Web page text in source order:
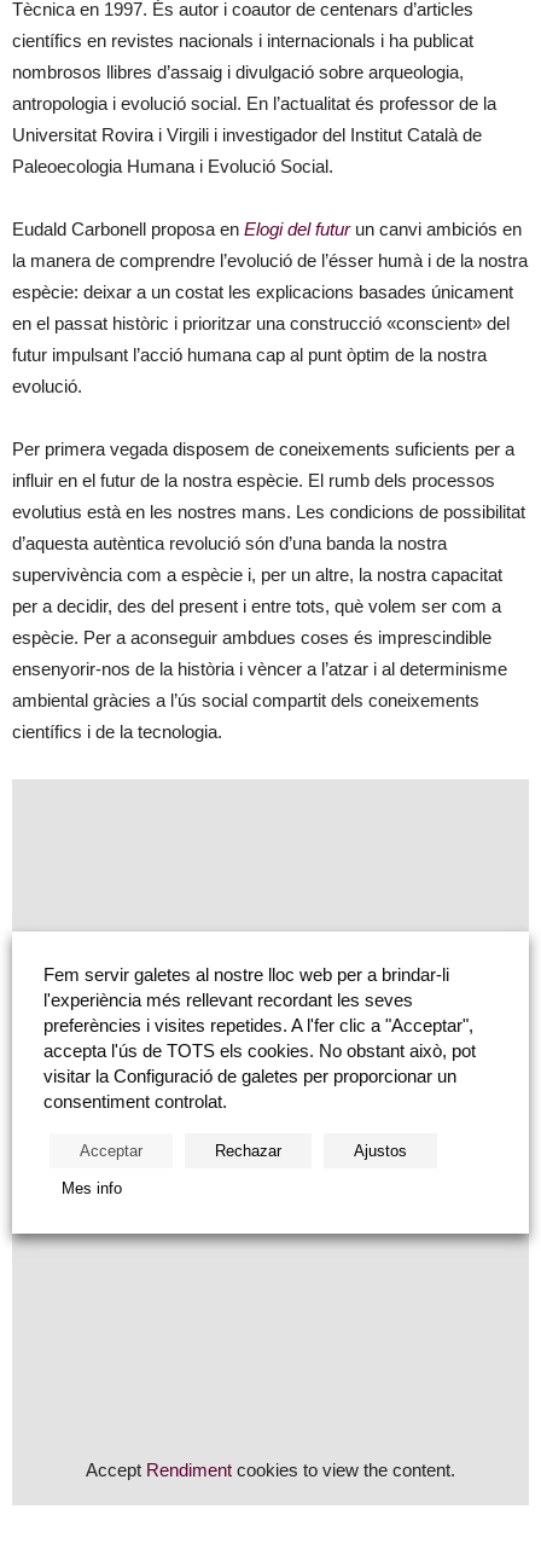
Tècnica en 1997. És autor i coautor de centenars d’articles
científics en revistes nacionals i internacionals i ha publicat
nombrosos llibres d’assaig i divulgació sobre arqueologia,
antropologia i evolució social. En l’actualitat és professor de la
Universitat Rovira i Virgili i investigador del Institut Català de
Paleoecologia Humana i Evolució Social.
Eudald Carbonell proposa en Elogi del futur un canvi ambiciós en
la manera de comprendre l’evolució de l’ésser humà i de la nostra
espècie: deixar a un costat les explicacions basades únicament
en el passat històric i prioritzar una construcció «conscient» del
futur impulsant l’acció humana cap al punt òptim de la nostra
evolució.
Per primera vegada disposem de coneixements suficients per a
influir en el futur de la nostra espècie. El rumb dels processos
evolutius està en les nostres mans. Les condicions de possibilitat
d’aquesta autèntica revolució són d’una banda la nostra
supervivència com a espècie i, per un altre, la nostra capacitat
per a decidir, des del present i entre tots, què volem ser com a
espècie. Per a aconseguir ambdues coses és imprescindible
ensenyorir-nos de la història i vèncer a l’atzar i al determinisme
ambiental gràcies a l’ús social compartit dels coneixements
científics i de la tecnologia.
Accept Rendiment cookies to view the content.
Fem servir galetes al nostre lloc web per a brindar-li
l'experiència més rellevant recordant les seves
preferències i visites repetides. A l'fer clic a "Acceptar",
accepta l'ús de TOTS els cookies. No obstant això, pot
visitar la Configuració de galetes per proporcionar un
consentiment controlat.
Acceptar Rechazar Ajustos
Mes info